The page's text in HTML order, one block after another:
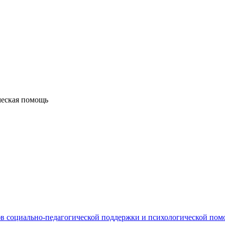
помощь
педагогической поддержки и психологической